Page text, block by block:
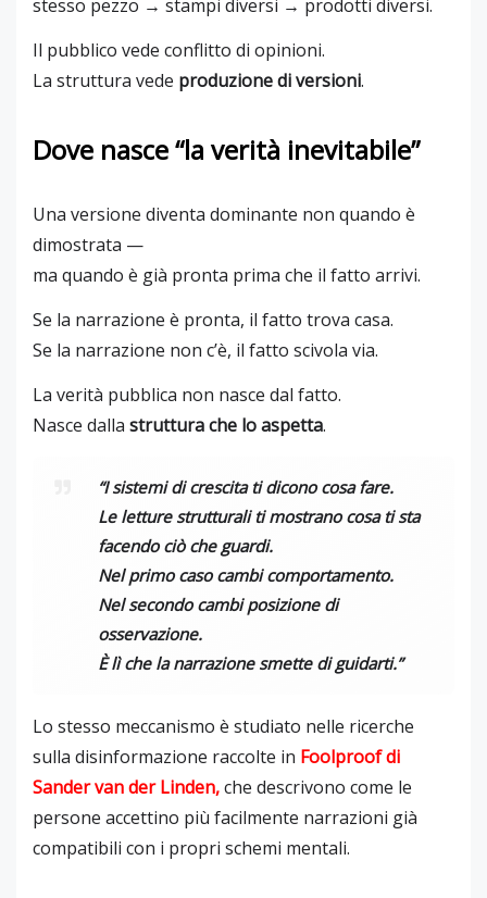
stesso pezzo → stampi diversi → prodotti diversi.
Il pubblico vede conflitto di opinioni.
La struttura vede produzione di versioni.
Dove nasce “la verità inevitabile”
Una versione diventa dominante non quando è
dimostrata —
ma quando è già pronta prima che il fatto arrivi.
Se la narrazione è pronta, il fatto trova casa.
Se la narrazione non c’è, il fatto scivola via.
La verità pubblica non nasce dal fatto.
Nasce dalla struttura che lo aspetta.
“I sistemi di crescita ti dicono cosa fare.
Le letture strutturali ti mostrano cosa ti sta
facendo ciò che guardi.
Nel primo caso cambi comportamento.
Nel secondo cambi posizione di
osservazione.
È lì che la narrazione smette di guidarti.”
Lo stesso meccanismo è studiato nelle ricerche
sulla disinformazione raccolte in Foolproofdi
Sander van der Linden,che descrivono come le
persone accettino più facilmente narrazioni già
compatibili con i propri schemi mentali.